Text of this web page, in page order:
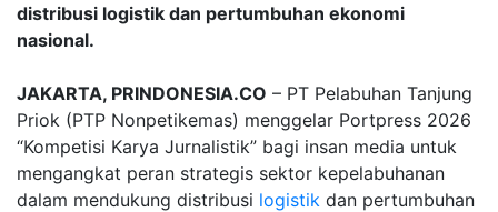
distribusi logistik dan pertumbuhan ekonomi
nasional.
JAKARTA, PRINDONESIA.CO – PT Pelabuhan Tanjung
Priok (PTP Nonpetikemas) menggelar Portpress 2026
“Kompetisi Karya Jurnalistik” bagi insan media untuk
mengangkat peran strategis sektor kepelabuhanan
dalam mendukung distribusi logistik dan pertumbuhan